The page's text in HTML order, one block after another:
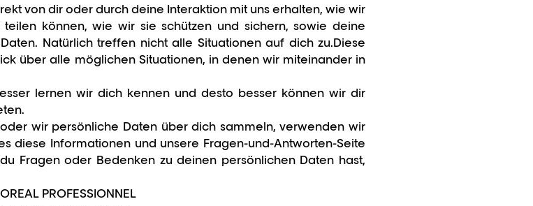
von dir oder durch deine Interaktion mit uns erhalten, wie wir
können, wie wir sie schützen und sichern, sowie deine
Natürlich treffen nicht alle Situationen auf dich zu.Diese
über alle möglichen Situationen, in denen wir miteinander in
lernen wir dich kennen und desto besser können wir dir
wir persönliche Daten über dich sammeln, verwenden wir
diese Informationen und unsere Fragen-und-Antworten-Seite
Fragen oder Bedenken zu deinen persönlichen Daten hast,
PROFESSIONNEL